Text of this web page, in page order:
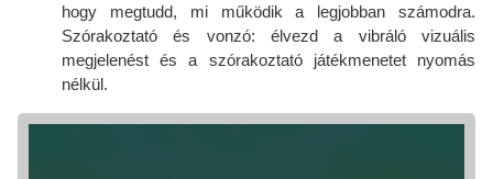
hogy megtudd, mi működik a legjobban számodra.
Szórakoztató és vonzó: élvezd a vibráló vizuális
megjelenést és a szórakoztató játékmenetet nyomás
nélkül.